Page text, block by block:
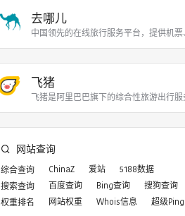
去哪儿
中国领先的在线旅行服务平台，提供机
飞猪
飞猪是阿里巴巴旗下的综合性旅游出行
网站查询
综合查询 ChinaZ 爱站
5188数据
搜索查询
百度查询 Bing查询
搜狗查询
权重排名
网站权重 Whois信息 超级Ping